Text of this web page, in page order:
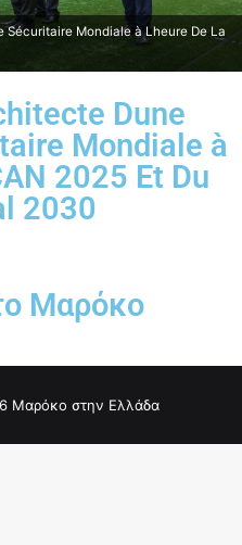
Mondiale à Lheure De La
Dune
Mondiale à
2025 Et Du
2030
Μαρόκο
Μαρόκο στην Ελλάδα